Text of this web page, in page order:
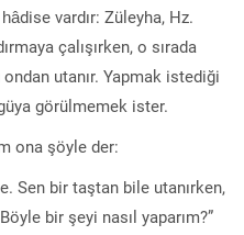
vardır: Züleyha, Hz.
çalışırken, o sırada
utanır. Yapmak istediği
görülmemek ister.
ona şöyle der:
Sen bir taştan bile utanırken,
bir şeyi nasıl yaparım?”